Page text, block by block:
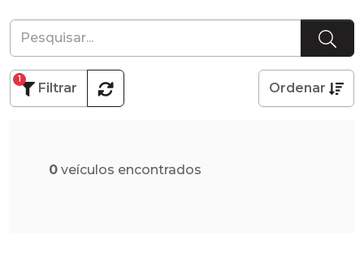
Filtrar
1
Ordenar
0 veículos encontrados